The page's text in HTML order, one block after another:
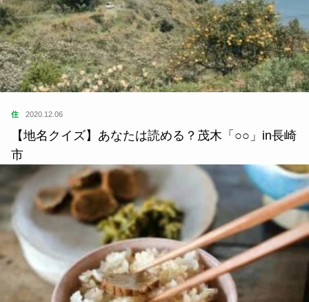
住 2020.12.06
【地名クイズ】あなたは読める？茂木「○○」in長崎
市